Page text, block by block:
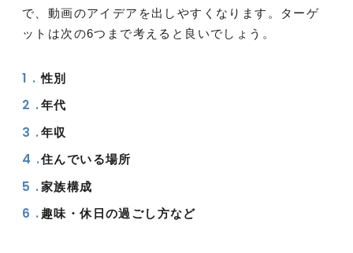
で、動画のアイデアを出しやすくなります。ターゲ
ットは次の6つまで考えると良いでしょう。
性別
年代
年収
住んでいる場所
家族構成
趣味・休日の過ごし方など